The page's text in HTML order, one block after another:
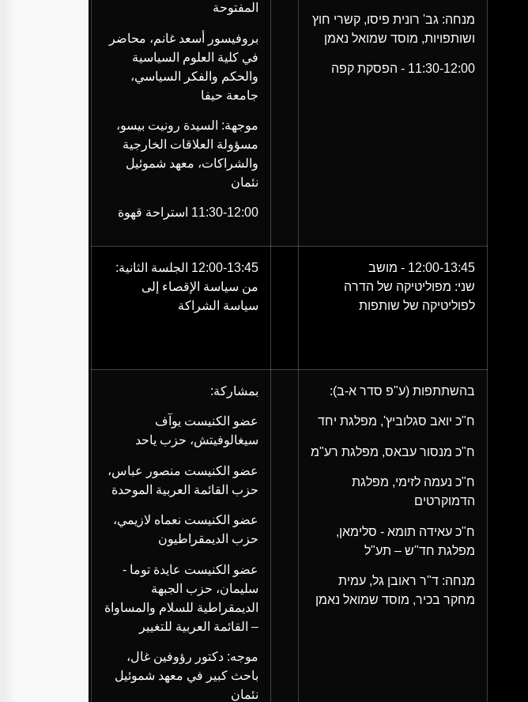
מנחה: גב' רונית פיסו, קשרי חוץ
ושותפויות, מוסד שמואל נאמן
11:30-12:00 - הפסקת קפה
المفتوحة
بروفيسور أسعد غانم، محاضر
في كلية العلوم السياسية
والحكم والفكر السياسي،
جامعة حيفا
موجهة: السيدة رونيت بيسو،
مسؤولة العلاقات الخارجية
والشراكات، معهد شموئيل
نئمان
11:30-12:00 استراحة قهوة
12:00-13:45 - מושב
שני: מפוליטיקה של הדרה
לפוליטיקה של שותפות
12:00-13:45 الجلسة الثانية:
من سياسة الإقصاء إلى
سياسة الشراكة
בהשתתפות (ע"פ סדר א-ב):
ח"כ יואב סגלוביץ', מפלגת יחד
ח"כ מנסור עבאס, מפלגת רע"מ
ח"כ נעמה לזימי, מפלגת
הדמוקרטים
ח"כ עאידה תומא - סלימאן,
מפלגת חד"ש – תע"ל
מנחה: ד"ר ראובן גל, עמית
מחקר בכיר, מוסד שמואל נאמן
بمشاركة:
عضو الكنيست يوآف
سيغالوفيتش، حزب ياحد
عضو الكنيست منصور عباس،
حزب القائمة العربية الموحدة
عضو الكنيست نعماه لازيمي،
حزب الديمقراطيون
عضو الكنيست عايدة توما -
سليمان، حزب الجبهة
الديمقراطية للسلام والمساواة
– القائمة العربية للتغيير
موجه: دكتور رؤوفين غال،
باحث كبير في معهد شموئيل
نئمان